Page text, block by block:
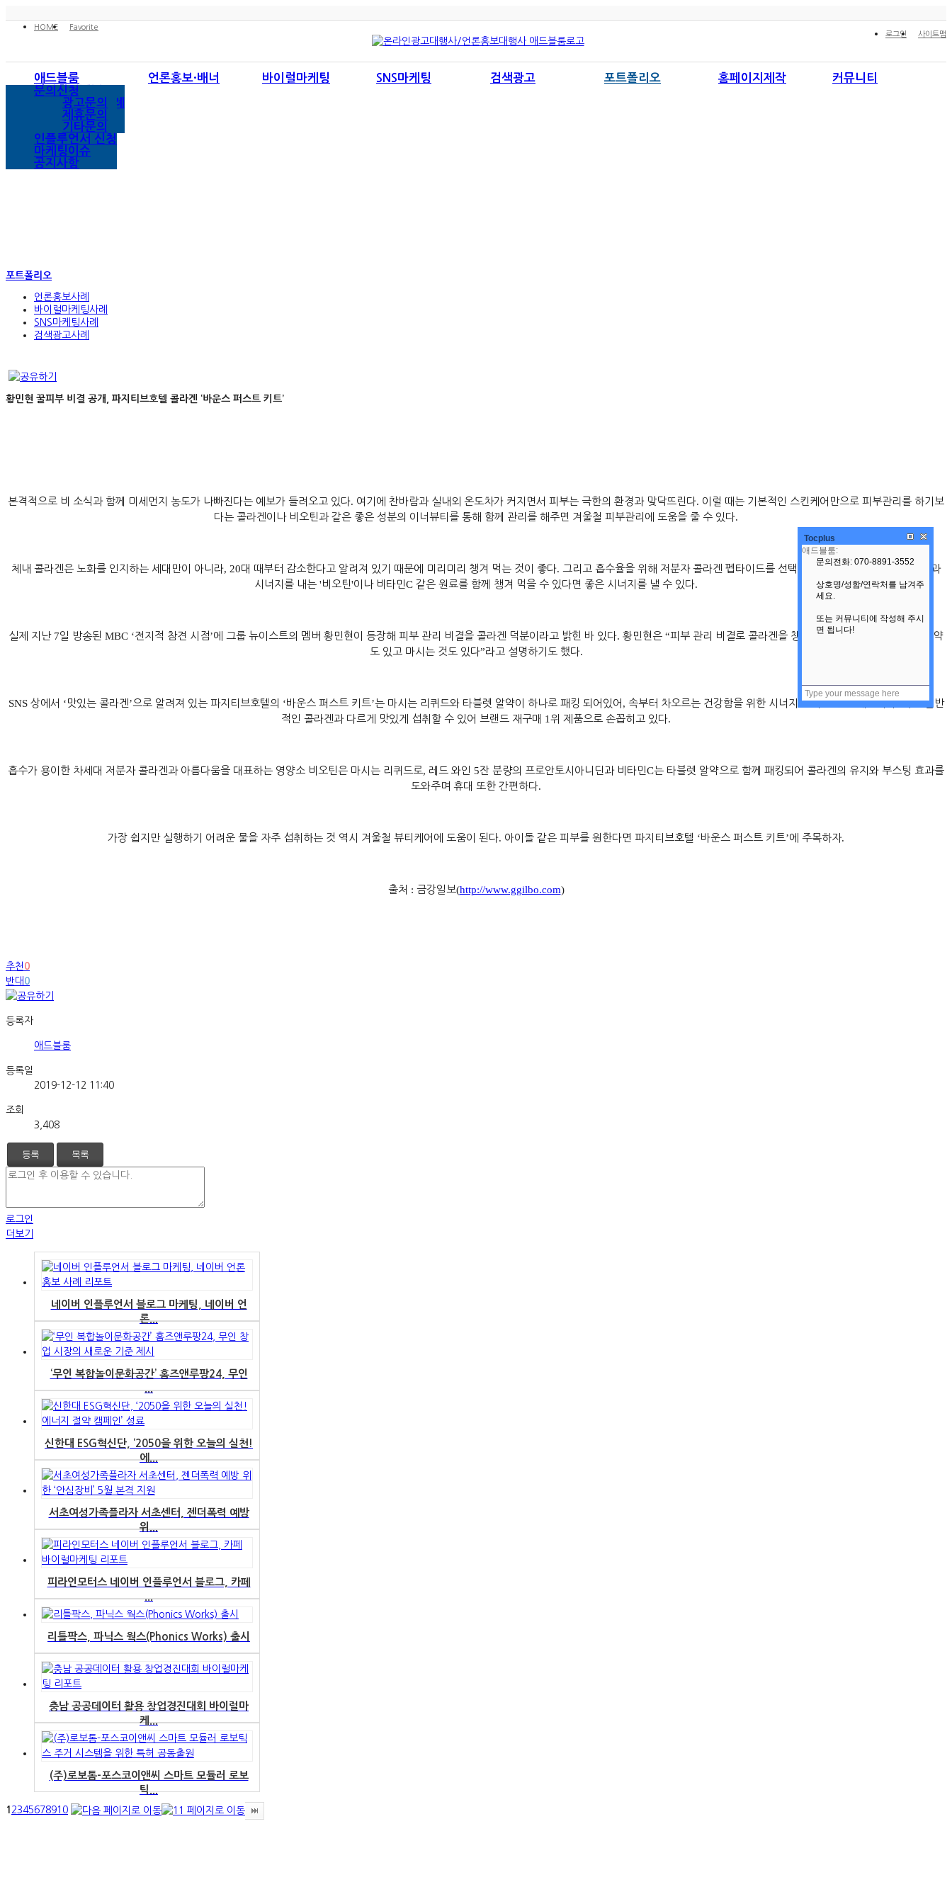
HOME
Favorite
로그인
사이트맵
애드블룸
회사소개
사업영역
언론홍보·배너
언론홍보
브랜드대상
배너광고
바이럴마케팅
블로그/카페
포스트
모바일마케팅
SNS마케팅
인스타그램
페이스북
유튜브
검색광고
네이버
포트폴리오
언론홍보사례
바이럴마케팅사례
SNS마케팅사례
검색광고사례
홈페이지제작
커뮤니티
문의신청
광고문의
제휴문의
기타문의
인플루언서 신청
마케팅이슈
공지사항
포트폴리오
언론홍보사례
바이럴마케팅사례
SNS마케팅사례
검색광고사례
황민현 꿀피부 비결 공개, 파지티브호텔 콜라겐 ‘바운스 퍼스트 키트’
본격적으로 비 소식과 함께 미세먼지 농도가 나빠진다는 예보가 들려오고 있다. 여기에 찬바람과 실내외 온도차가 커지면서 피부는 극한의 환경과 맞닥뜨린다. 이럴 때는 기본적인 스킨케어만으로 피부관리를 하기보
다는 콜라겐이나 비오틴과 같은 좋은 성분의 이너뷰티를 통해 함께 관리를 해주면 겨울철 피부관리에 도움을 줄 수 있다.
체내 콜라겐은 노화를 인지하는 세대만이 아니라, 20대 때부터 감소한다고 알려져 있기 때문에 미리미리 챙겨 먹는 것이 좋다. 그리고 흡수율을 위해 저분자 콜라겐 펩타이드를 선택하는 것을 권장한다
또 콜라겐과
시너지를 내는 ' 비오틴'이나 비타민C 같은 원료를 함께 챙겨 먹을 수 있다면 좋은 시너지를 낼 수 있다.
실제 지난 7일 방송된 MBC ‘전지적 참견 시점’에 그룹 뉴이스트의 멤버 황민현이 등장해 피부 관리 비결을 콜라겐 덕분이라고 밝힌 바 있다. 황민현은 “피부 관리 비결로 콜라겐을 챙겨 먹는다 고 말하며
알약
도 있고 마시는 것도 있다”라고 설명하기도 했다.
SNS 상에서 ‘ 맛있는 콜라겐’으로 알려져 있는 파지티브호텔의 ‘바운스 퍼스트 키트’는 마시는 리퀴드와 타블렛 알약이 하나로 패킹 되어있어 , 속부터 차오르는 건강함을 위한 시너지 효과를 주는 제품이다.이는 일반
적인 콜라겐과 다르게 맛있게 섭취할 수 있어 브랜드 재구매 1 위 제품으로 손꼽히고 있다.
흡수가 용이한 차세대 저분자 콜라겐과 아름다움을 대표하는 영양소 비오틴은 마시는 리퀴드로, 레드 와인 5잔 분량의 프로안토시아니딘과 비타민C는 타블렛 알약으로 함께 패킹되어 콜라겐의 유지와 부스팅 효과를
도와주며 휴대 또한 간편하다.
가장 쉽지만 실행하기 어려운 물을 자주 섭취하는 것 역시 겨울철 뷰티케어에 도움이 된다. 아이돌 같은 피부를 원한다면 파지티브호텔 ‘바운스 퍼스트 키트’에 주목하자.
출처 : 금강일보(http://www.ggilbo.com)
추천 0
반대 0
등록자
애드블룸
등록일
2019-12-12 11:40
조회
3,408
등록 목록
로그인
더보기
네이버 인플루언서 블로그 마케팅, 네이버 언
론...
‘무인 복합놀이문화공간’ 홈즈앤루팡24, 무인
...
신한대 ESG혁신단, ‘2050을 위한 오늘의 실천!
에...
서초여성가족플라자 서초센터, 젠더폭력 예방
위...
피라인모터스 네이버 인플루언서 블로그, 카페
...
리틀팍스, 파닉스 웍스(Phonics Works) 출시
충남 공공데이터 활용 창업경진대회 바이럴마
케...
(주)로보톰-포스코이앤씨 스마트 모듈러 로보
틱...
1 2345678910
Tocplus